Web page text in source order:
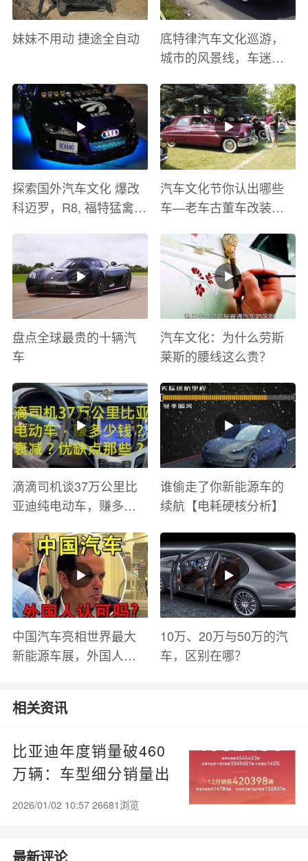
妹妹不用动 捷途全自动
底特律汽车文化巡游，
城市的风景线，车迷的
探索国外汽车文化 爆改
科迈罗，R8, 福特猛禽
汽车文化节你认出哪些
车—老车古董车改装车
盘点全球最贵的十辆汽
车
汽车文化：为什么劳斯
莱斯的腰线这么贵？
滴滴司机谈37万公里比
亚迪纯电动车，赚多少
有哪些？
谁偷走了你新能源车的
续航【电耗硬核分析】
中国汽车亮相世界最大
新能源车展，外国人怎
10万、20万与50万的汽
车，区别在哪？
相关资讯
比亚迪年度销量破460
万辆：车型细分销量出
炉 秦系列大卖66万台
2026/01/02 10:57 26681浏览
最新评论